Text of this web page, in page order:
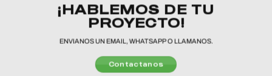
¡HABLEMOS DE TU
PROYECTO!
ENVIANOS UN EMAIL, WHATSAPP O LLAMANOS.
Contactanos